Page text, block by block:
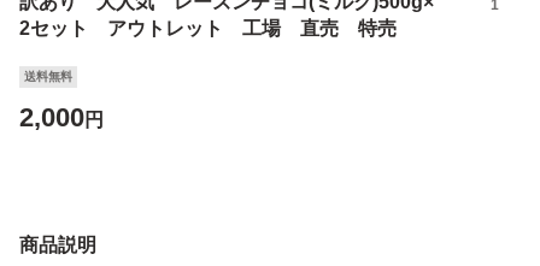
2セット アウトレット 工場 直売 特売
1
送料無料
2,000円
商品説明